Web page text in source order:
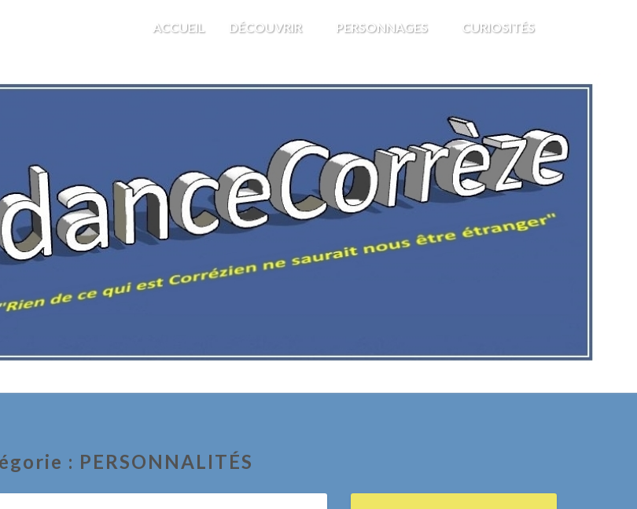
ACCUEIL DÉCOUVRIR PERSONNAGES CURIOSITÉS
: PERSONNALITÉS